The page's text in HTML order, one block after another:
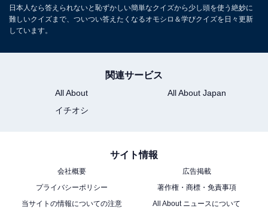
日本人なら答えられないと恥ずかしい簡単なクイズから少し頭を使う絶妙に
難しいクイズまで、ついつい答えたくなるオモシロ＆学びクイズを日々更新
しています。
関連サービス
All About
All About Japan
イチオシ
サイト情報
会社概要
広告掲載
プライバシーポリシー
著作権・商標・免責事項
当サイトの情報についての注意
All About ニュースについて